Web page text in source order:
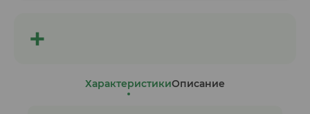
ХарактеристикиОписание